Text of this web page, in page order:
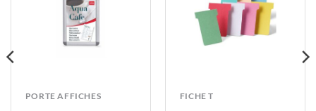
PORTE AFFICHES FICHE T